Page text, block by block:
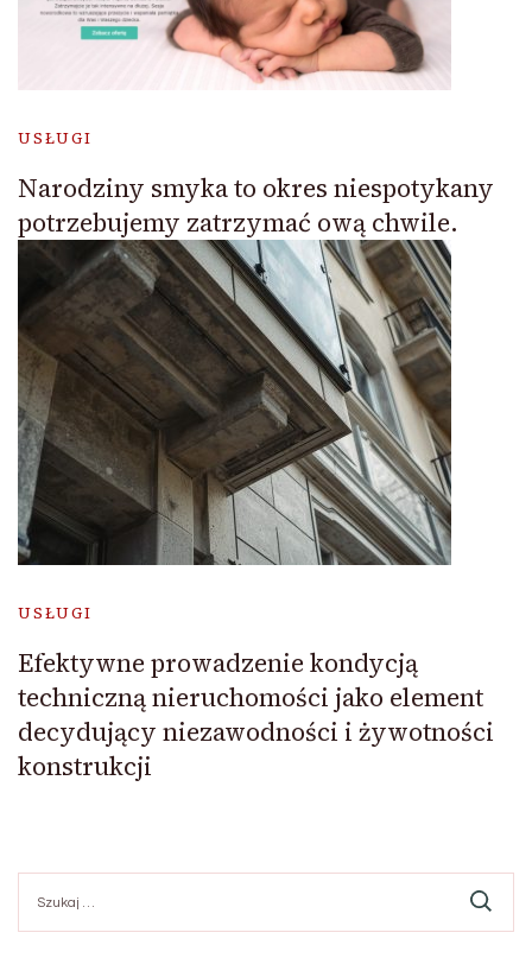
USŁUGI
Narodziny smyka to okres niespotykany
potrzebujemy zatrzymać ową chwile.
USŁUGI
Efektywne prowadzenie kondycją
techniczną nieruchomości jako element
decydujący niezawodności i żywotności
konstrukcji